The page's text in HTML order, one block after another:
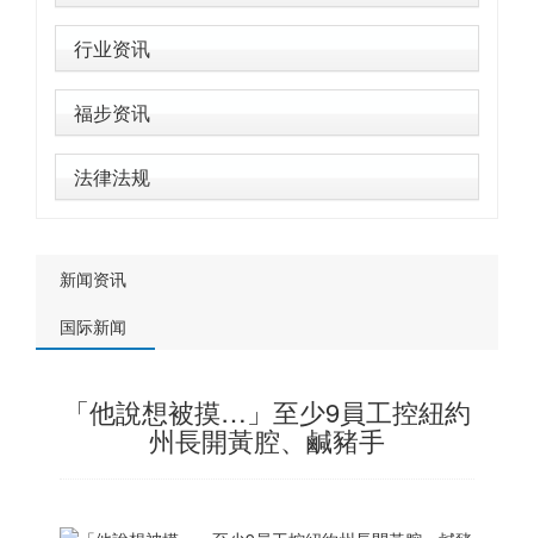
行业资讯
福步资讯
法律法规
新闻资讯
国际新闻
「他說想被摸…」至少9員工控紐約
州長開黃腔、鹹豬手